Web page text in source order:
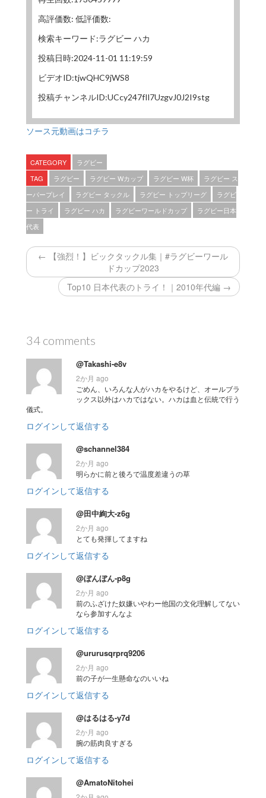
高評価数: 低評価数:
検索キーワード:ラグビー ハカ
投稿日時:2024-11-01 11:19:59
ビデオID:tjwQHC9jWS8
投稿チャンネルID:UCcy247fIl7UzgvJ0J2I9stg
ソース元動画はコチラ
CATEGORY
ラグビー
TAG
ラグビー ラグビー Wカップ ラグビー W杯
ラグビー ス
ーパープレイ
ラグビー タックル ラグビー トップリーグ
ラグビ
ー トライ
ラグビー ハカ ラグビーワールドカップ
ラグビー日本
代表
← 【強烈！】ビックタックル集｜#ラグビーワール
ドカップ2023
Top10 日本代表のトライ！｜2010年代編 →
34 comments
@Takashi-e8v
2か月 ago
ごめん、いろんな人がハカをやるけど、オールブラ
ックス以外はハカではない。ハカは血と伝統で行う
儀式。
ログインして返信する
@schannel384
2か月 ago
明らかに前と後ろで温度差違うの草
ログインして返信する
@田中絢大-z6g
2か月 ago
とても発揮してますね
ログインして返信する
@ぼんぼん-p8g
2か月 ago
前のふざけた奴嫌いやわー他国の文化理解してない
なら参加すんなよ
ログインして返信する
@ururusqrprq9206
2か月 ago
前の子が一生懸命なのいいね
ログインして返信する
@はるはる-y7d
2か月 ago
腕の筋肉良すぎる
ログインして返信する
@AmatoNitohei